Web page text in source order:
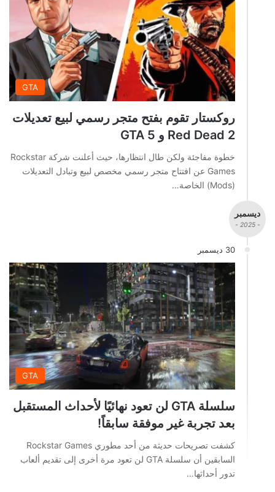
GTA
روكستار تقوم بفتح متجر رسمي لبيع تعديلات
Red Dead 2 و GTA 5
خطوة مفاجئة ولكن طال انتظارها، حيث أعلنت شركة Rockstar
Games عن افتتاح متجر رسمي مخصص لبيع وتبادل التعديلات
(Mods) الخاصة…
ديسمبر
- 2025 -
30 ديسمبر
GTA
سلسلة GTA لن تعود نهائيًا لأحداث المستقبل
بعد تجربة غير موفقة سابقاً!
كشفت تصريحات حديثة من أحد مطوري Rockstar Games
السابقين أن سلسلة GTA لن تعود مرة أخرى إلى تقديم ألعاب
تدور أحداثها…